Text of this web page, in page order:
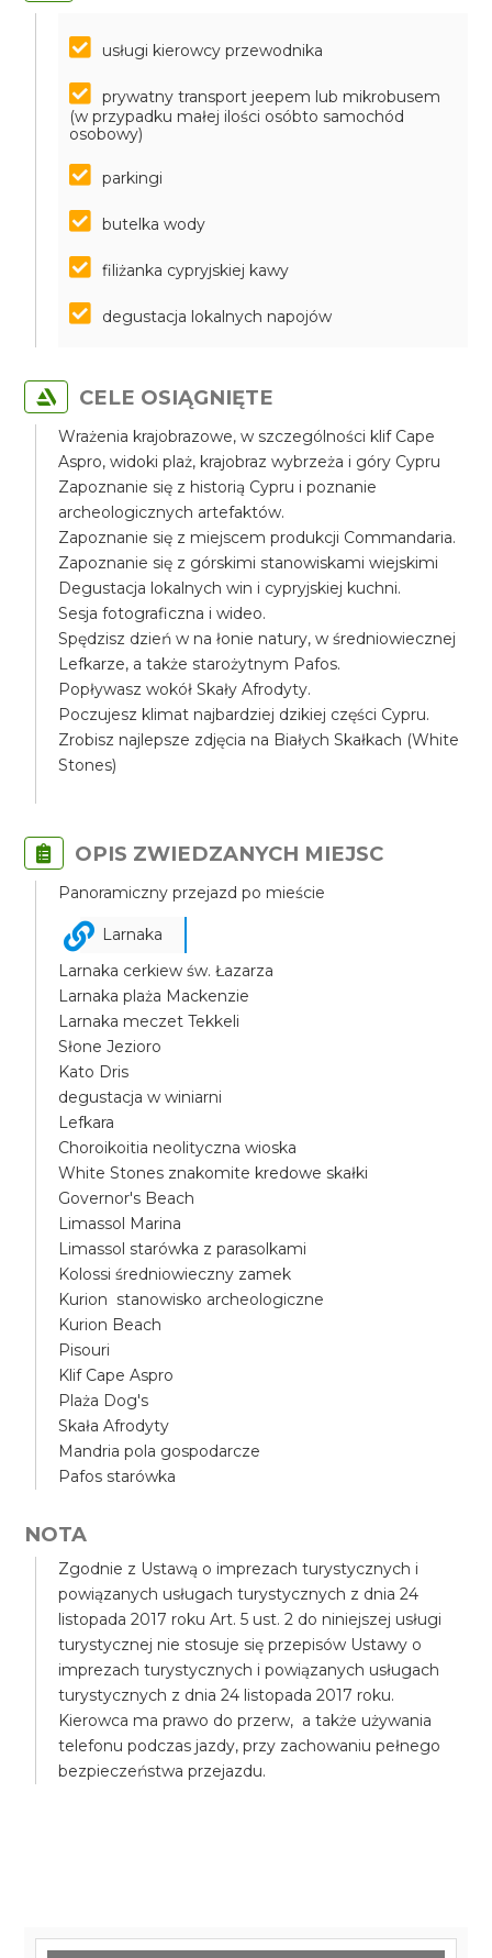
usługi kierowcy przewodnika
prywatny transport jeepem lub mikrobusem
(w przypadku małej ilości osóbto samochód
osobowy)
parkingi
butelka wody
filiżanka cypryjskiej kawy
degustacja lokalnych napojów
CELE OSIĄGNIĘTE
Wrażenia krajobrazowe, w szczególności klif Cape
Aspro, widoki plaż, krajobraz wybrzeża i góry Cypru
Zapoznanie się z historią Cypru i poznanie
archeologicznych artefaktów.
Zapoznanie się z miejscem produkcji Commandaria.
Zapoznanie się z górskimi stanowiskami wiejskimi
Degustacja lokalnych win i cypryjskiej kuchni.
Sesja fotograficzna i wideo.
Spędzisz dzień w na łonie natury, w średniowiecznej
Lefkarze, a także starożytnym Pafos.
Popływasz wokół Skały Afrodyty.
Poczujesz klimat najbardziej dzikiej części Cypru.
Zrobisz najlepsze zdjęcia na Białych Skałkach (White
Stones)
OPIS ZWIEDZANYCH MIEJSC
Panoramiczny przejazd po mieście
Larnaka
Larnaka cerkiew św. Łazarza
Larnaka plaża Mackenzie
Larnaka meczet Tekkeli
Słone Jezioro
Kato Dris
degustacja w winiarni
Lefkara
Choroikoitia neolityczna wioska
White Stones znakomite kredowe skałki
Governor's Beach
Limassol Marina
Limassol starówka z parasolkami
Kolossi średniowieczny zamek
Kurion stanowisko archeologiczne
Kurion Beach
Pisouri
Klif Cape Aspro
Plaża Dog's
Skała Afrodyty
Mandria pola gospodarcze
Pafos starówka
NOTA
Zgodnie z Ustawą o imprezach turystycznych i
powiązanych usługach turystycznych z dnia 24
listopada 2017 roku Art. 5 ust. 2 do niniejszej usługi
turystycznej nie stosuje się przepisów Ustawy o
imprezach turystycznych i powiązanych usługach
turystycznych z dnia 24 listopada 2017 roku.
Kierowca ma prawo do przerw, a także używania
telefonu podczas jazdy, przy zachowaniu pełnego
bezpieczeństwa przejazdu.